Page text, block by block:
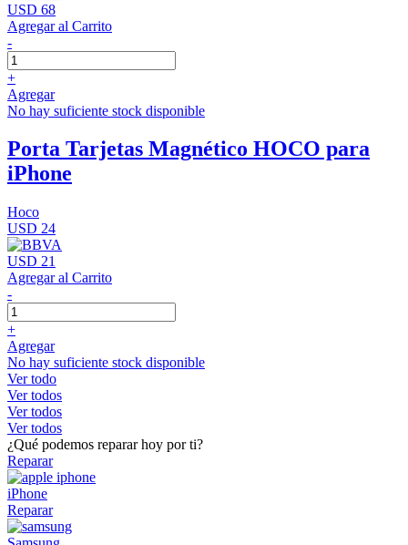
USD 68
Agregar al Carrito
-
+
Agregar
No hay suficiente stock disponible
Porta Tarjetas Magnético HOCO para
iPhone
Hoco
USD 24
USD 21
Agregar al Carrito
-
+
Agregar
No hay suficiente stock disponible
Ver todo
Ver todos
Ver todos
Ver todos
¿Qué podemos reparar hoy por ti?
Reparar
iPhone
Reparar